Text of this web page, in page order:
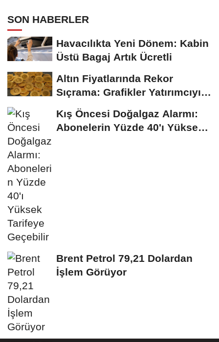
SON HABERLER
Havacılıkta Yeni Dönem: Kabin
Üstü Bagaj Artık Ücretli
Altın Fiyatlarında Rekor
Sıçrama: Grafikler Yatırımcıyı
Sevindirdi
Kış Öncesi Doğalgaz Alarmı:
Abonelerin Yüzde 40'ı Yüksek
Brent Petrol 79,21 Dolardan
İşlem Görüyor